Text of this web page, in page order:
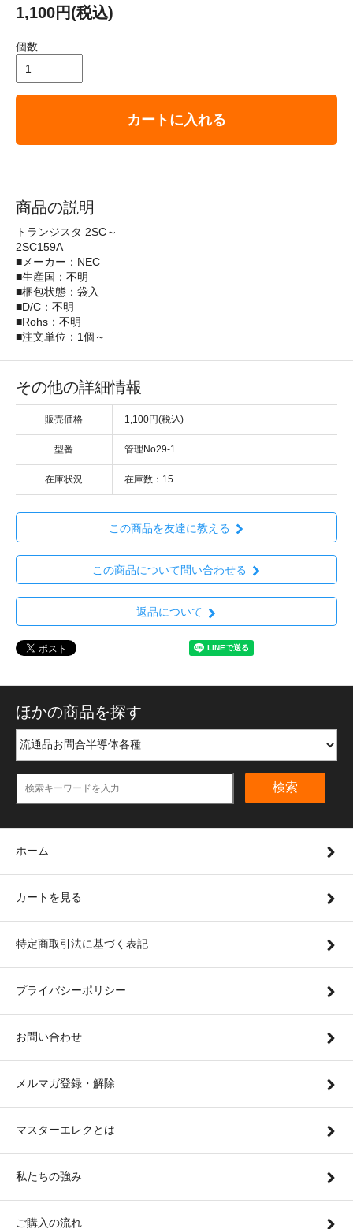
1,100円(税込)
個数
カートに入れる
商品の説明
トランジスタ 2SC～
2SC159A
■メーカー：NEC
■生産国：不明
■梱包状態：袋入
■D/C：不明
■Rohs：不明
■注文単位：1個～
その他の詳細情報
販売価格 1,100円(税込)
型番 管理No29-1
在庫状況 在庫数：15
この商品を友達に教える
この商品について問い合わせる
返品について
ほかの商品を探す
検索
ホーム
カートを見る
特定商取引法に基づく表記
プライバシーポリシー
お問い合わせ
メルマガ登録・解除
マスターエレクとは
私たちの強み
ご購入の流れ